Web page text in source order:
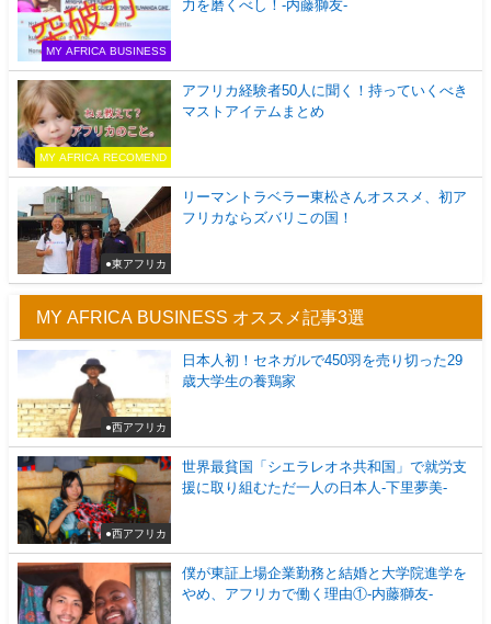
MY AFRICA BUSINESS
力を磨くべし！-内藤獅友-
MY AFRICA RECOMEND
アフリカ経験者50人に聞く！持っていくべき
マストアイテムまとめ
●東アフリカ
リーマントラベラー東松さんオススメ、初ア
フリカならズバリこの国！
MY AFRICA BUSINESS オススメ記事3選
●西アフリカ
日本人初！セネガルで450羽を売り切った29
歳大学生の養鶏家
●西アフリカ
世界最貧国「シエラレオネ共和国」で就労支
援に取り組むただ一人の日本人-下里夢美-
僕が東証上場企業勤務と結婚と大学院進学を
やめ、アフリカで働く理由①-内藤獅友-